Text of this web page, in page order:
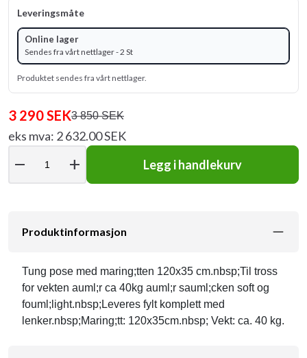
Leveringsmåte
Online lager
Sendes fra vårt nettlager - 2 St
Produktet sendes fra vårt nettlager.
3 290 SEK3 850 SEK
eks mva: 2 632.00 SEK
remove add Legg i handlekurv
Produktinformasjon
Tung pose med maring;tten 120x35 cm.nbsp;Til tross
for vekten auml;r ca 40kg auml;r sauml;cken soft og
fouml;light.nbsp;Leveres fylt komplett med
lenker.nbsp;Maring;tt: 120x35cm.nbsp; Vekt: ca. 40 kg.